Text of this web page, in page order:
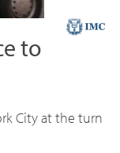
to
City at the turn